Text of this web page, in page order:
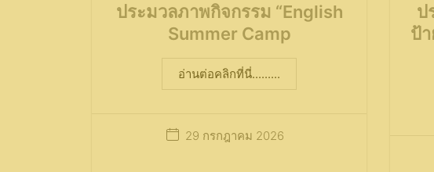
ประมวลภาพกิจกรรม “English
Summer Camp
29 กรกฎาคม 2026
อ่านต่อคลิกที่นี่.........
ป
ป้